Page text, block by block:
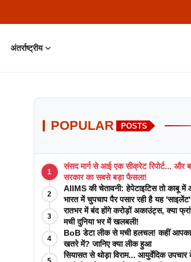
अंतर्राष्ट्रीय
POPULAR POSTS
1
संसद मार्ग से आई एक सीक्रेट रिपोर्ट... और
सरकार का सबसे बड़ा फैसला!
2
AIIMS की चेतावनी: हेपेटाइटिस तो काबू
भारत में चुपचाप पैर पसार रही है यह 'साइलेंट'
3
रातभर में बंद होंगे करोड़ों अकाउंट्स, क्या
मची दुनिया भर में खलबली!
4
BoB डेटा लीक से मची हलचल! कहीं आपका
खतरे में? जानिए क्या लीक हुआ
सियासत से थोड़ा विराम... आयुर्वेदिक